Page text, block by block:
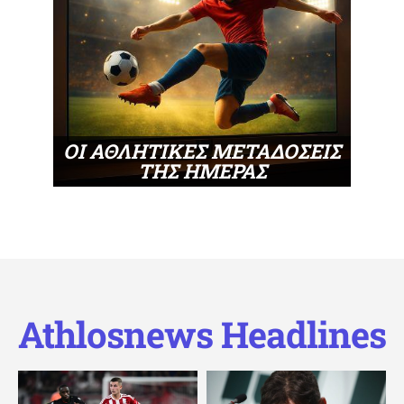
ΟΙ ΑΘΛΗΤΙΚΕΣ ΜΕΤΑΔΟΣΕΙΣ
ΤΗΣ ΗΜΕΡΑΣ
Athlosnews Headlines